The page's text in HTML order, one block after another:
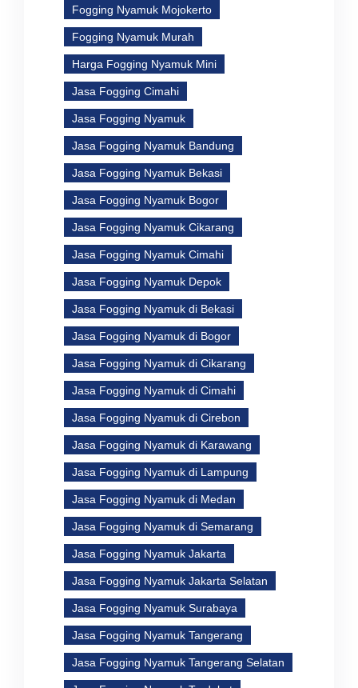
Fogging Nyamuk Mojokerto
Fogging Nyamuk Murah
Harga Fogging Nyamuk Mini
Jasa Fogging Cimahi
Jasa Fogging Nyamuk
Jasa Fogging Nyamuk Bandung
Jasa Fogging Nyamuk Bekasi
Jasa Fogging Nyamuk Bogor
Jasa Fogging Nyamuk Cikarang
Jasa Fogging Nyamuk Cimahi
Jasa Fogging Nyamuk Depok
Jasa Fogging Nyamuk di Bekasi
Jasa Fogging Nyamuk di Bogor
Jasa Fogging Nyamuk di Cikarang
Jasa Fogging Nyamuk di Cimahi
Jasa Fogging Nyamuk di Cirebon
Jasa Fogging Nyamuk di Karawang
Jasa Fogging Nyamuk di Lampung
Jasa Fogging Nyamuk di Medan
Jasa Fogging Nyamuk di Semarang
Jasa Fogging Nyamuk Jakarta
Jasa Fogging Nyamuk Jakarta Selatan
Jasa Fogging Nyamuk Surabaya
Jasa Fogging Nyamuk Tangerang
Jasa Fogging Nyamuk Tangerang Selatan